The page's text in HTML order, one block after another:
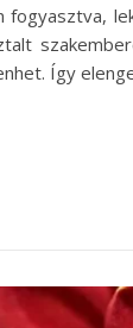
fogyasztva,
Így